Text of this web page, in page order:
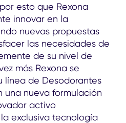
esto que Rexona
innovar en la
nuevas propuestas
las necesidades de
de su nivel de
más Rexona se
línea de Desodorantes
una nueva formulación
activo
exclusiva tecnología